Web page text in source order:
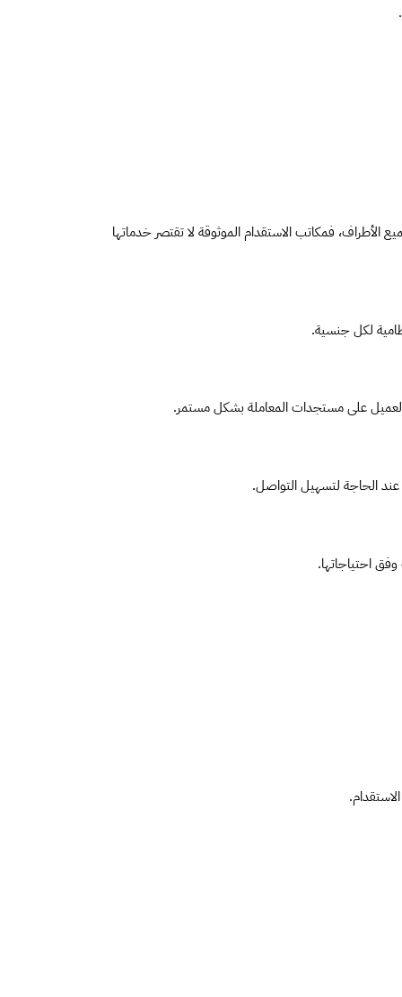
لكل جنسية.
العميل على مستجدات المعاملة بشكل مستمر.
الحاجة لتسهيل التواصل.
وفق احتياجاتها.